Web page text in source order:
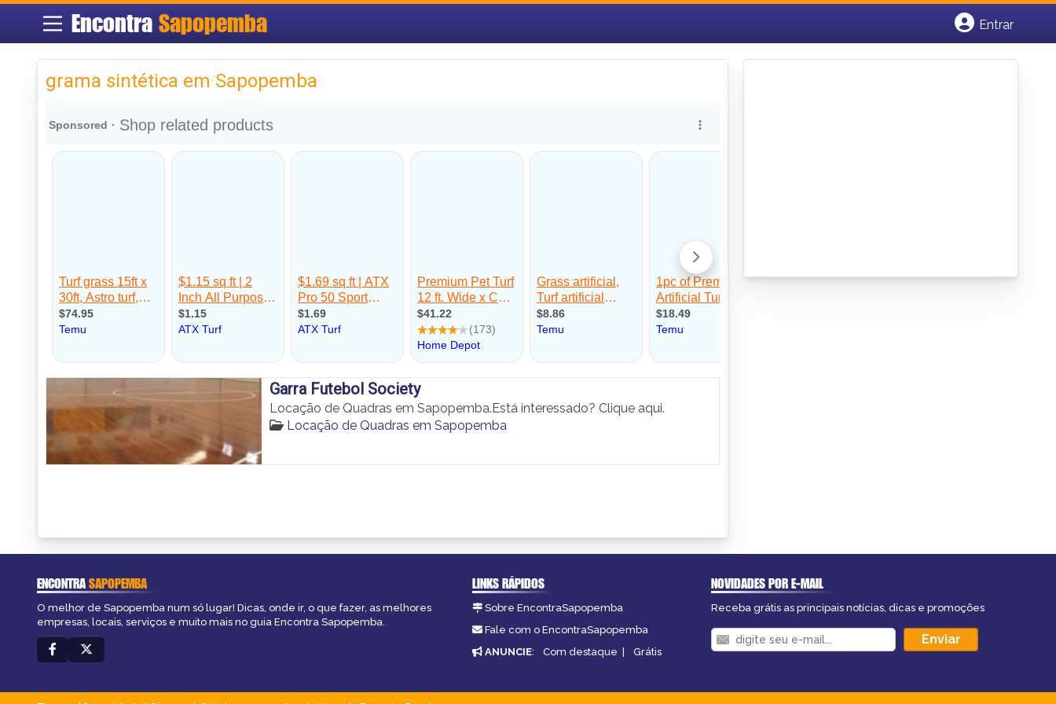
Encontra Sapopemba
Entrar
grama sintética em Sapopemba
Garra Futebol Society
Locação de Quadras em Sapopemba.Está interessado? Clique aqui.
Locação de Quadras em Sapopemba
ENCONTRASAPOPEMBA
O melhor de Sapopemba num só lugar! Dicas, onde ir, o que fazer, as melhores
empresas, locais, serviços e muito mais no guia Encontra Sapopemba.
LINKS RÁPIDOS
Sobre EncontraSapopemba
Fale com o EncontraSapopemba
ANUNCIE: Com destaque | Grátis
NOVIDADES POR E-MAIL
Receba grátis as principais notícias, dicas e promoções